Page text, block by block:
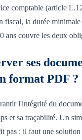
comptable (article
fiscal, la durée minimale
ans couvre les deux
ses
format PDF ?
l'intégrité du
et sa traçabilité. Un
pas : il faut une